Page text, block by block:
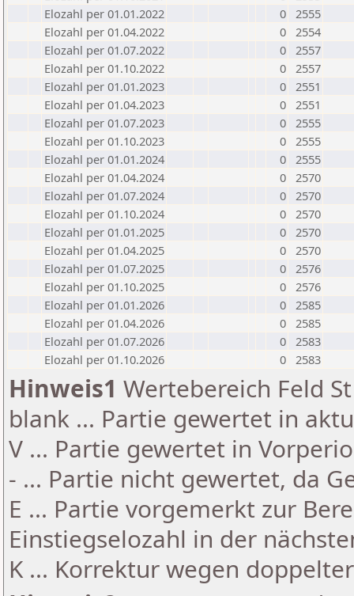
Elozahl per 01.01.2022
0 2555
Elozahl per 01.04.2022
0 2554
Elozahl per 01.07.2022
0 2557
Elozahl per 01.10.2022
0 2557
Elozahl per 01.01.2023
0 2551
Elozahl per 01.04.2023
0 2551
Elozahl per 01.07.2023
0 2555
Elozahl per 01.10.2023
0 2555
Elozahl per 01.01.2024
0 2555
Elozahl per 01.04.2024
0 2570
Elozahl per 01.07.2024
0 2570
Elozahl per 01.10.2024
0 2570
Elozahl per 01.01.2025
0 2570
Elozahl per 01.04.2025
0 2570
Elozahl per 01.07.2025
0 2576
Elozahl per 01.10.2025
0 2576
Elozahl per 01.01.2026
0 2585
Elozahl per 01.04.2026
0 2585
Elozahl per 01.07.2026
0 2583
Elozahl per 01.10.2026
0 2583
Hinweis1 Wertebereich Feld
blank ... Partie gewertet in
V ... Partie gewertet in
- ... Partie nicht gewertet, da
E ... Partie vorgemerkt zur
Einstiegselozahl in der
K ... Korrektur wegen